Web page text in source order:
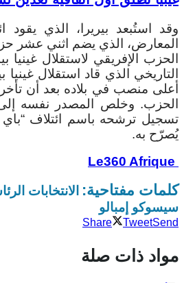
وقد استُبعد بيريرا، الذي يقود
المعارض، الذي يضم اثني عشر
التاريخي الذي قاد استقلال
أعلى منصب في بلاده بعد أن
الحزب. وخلص المصدر نفسه إلى
تسجيل ترشحه باسم ائتلاف “باي
يُصرّح به.
Le360 Afrique
كلمات مفتاحية: الانتخابات
سيسوكو إمبالو
Share TweetSend
مواد ذات صلة